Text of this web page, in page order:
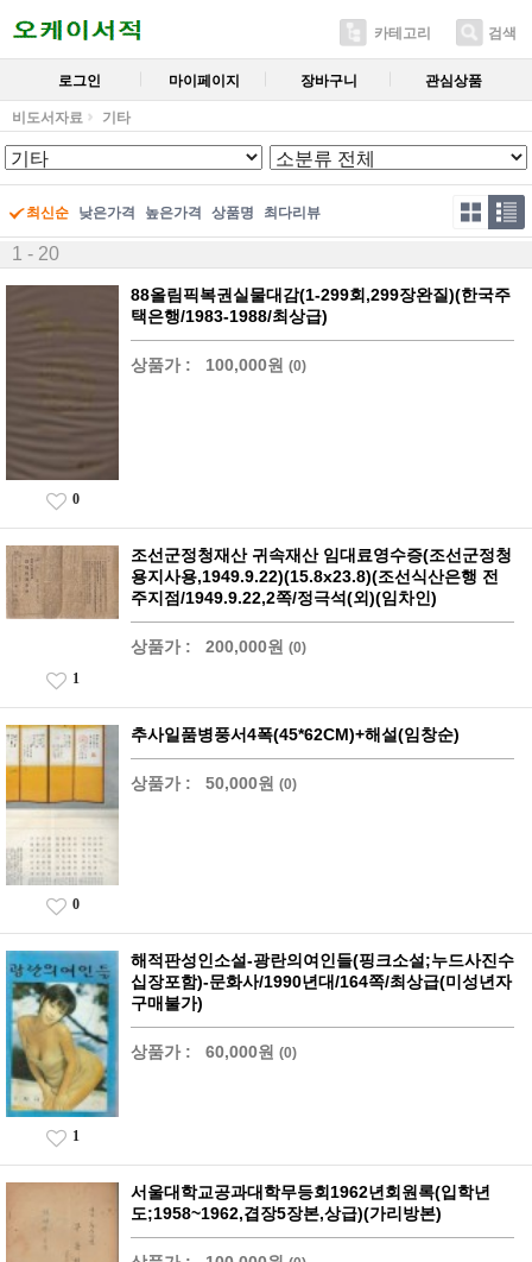
카테고리 검색
로그인 마이페이지 장바구니 관심상품
비도서자료 기타
최신순 낮은가격 높은가격 상품명 최다리뷰
1 - 20
88올림픽복권실물대감(1-299회,299장완질)(한국주
택은행/1983-1988/최상급)
상품가 : 100,000원 (0)
0
조선군정청재산 귀속재산 임대료영수증(조선군정청
용지사용,1949.9.22)(15.8x23.8)(조선식산은행 전
주지점/1949.9.22,2쪽/정극석(외)(임차인)
상품가 : 200,000원 (0)
1
추사일품병풍서4폭(45*62CM)+해설(임창순)
상품가 : 50,000원 (0)
0
해적판성인소설-광란의여인들(핑크소설;누드사진수
십장포함)-문화사/1990년대/164쪽/최상급(미성년자
구매불가)
상품가 : 60,000원 (0)
1
서울대학교공과대학무등회1962년회원록(입학년
도;1958~1962,겹장5장본,상급)(가리방본)